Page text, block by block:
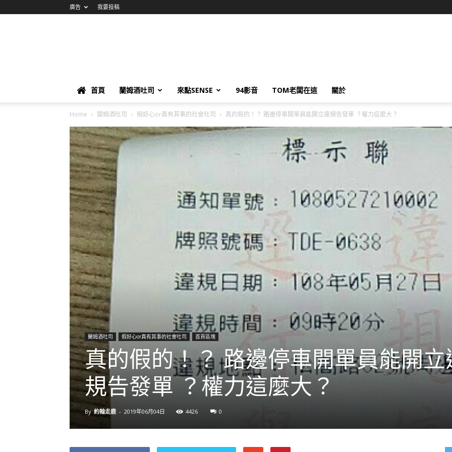
廣告 我要投稿
首頁 蘭姆酒吐司 來點SENSE 94影音 TOM老闆在這 關於
Home 蘭姆酒吐司 假好心or真有其事的社會吐司 真的假的！？ 路邊停車開單員能開立違規告發單 ？權力這麼大？
蘭姆酒吐司 假好心or真有其事的社會吐司 首頁區塊
真的假的！？ 路邊停車開單員能開立
規告發單 ？權力這麼大？
By 約翰走鹿 - 2019年06月04日 4426 0